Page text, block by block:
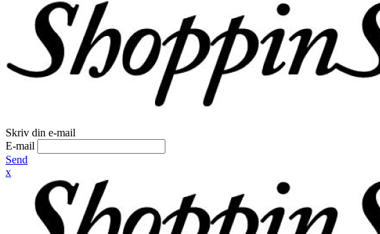
Skriv din e-mail
E-mail
Send
x